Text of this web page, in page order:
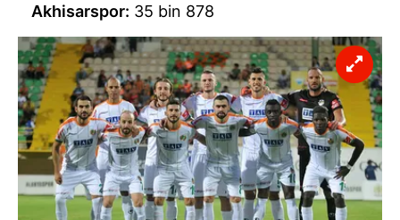
Akhisarspor: 35 bin 878